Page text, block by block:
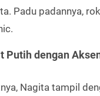
Padu padannya,
Putih dengan
Nagita tampil